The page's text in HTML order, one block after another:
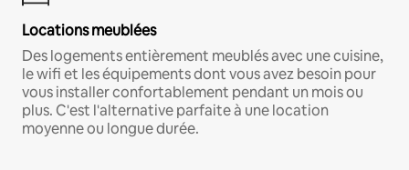
Locations meublées
Des logements entièrement meublés avec une cuisine,
le wifi et les équipements dont vous avez besoin pour
vous installer confortablement pendant un mois ou
plus. C'est l'alternative parfaite à une location
moyenne ou longue durée.